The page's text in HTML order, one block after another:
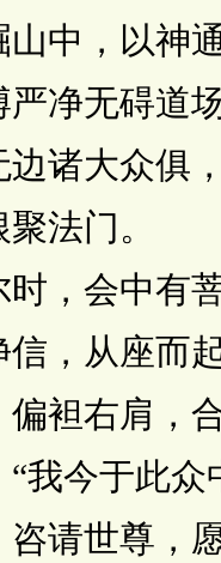
中，以神
严净无碍道
边诸大众俱
法门。
会中有菩
信，从座而
偏袒右肩，
“我今于此众
咨请世尊，